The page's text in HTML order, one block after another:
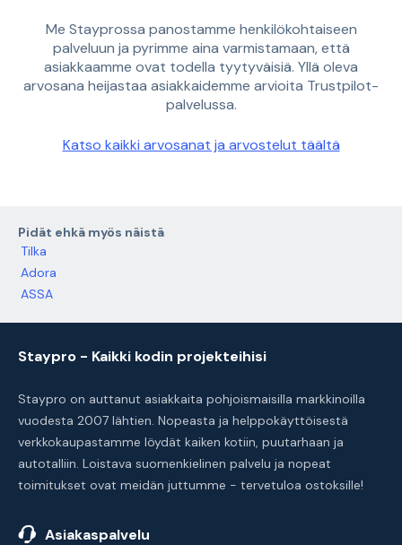
Me Stayprossa panostamme henkilökohtaiseen
palveluun ja pyrimme aina varmistamaan, että
asiakkaamme ovat todella tyytyväisiä. Yllä oleva
arvosana heijastaa asiakkaidemme arvioita Trustpilot-
palvelussa.
Katso kaikki arvosanat ja arvostelut täältä
Pidät ehkä myös näistä
Tilka
Adora
ASSA
Staypro - Kaikki kodin projekteihisi
Staypro on auttanut asiakkaita pohjoismaisilla markkinoilla
vuodesta 2007 lähtien. Nopeasta ja helppokäyttöisestä
verkkokaupastamme löydät kaiken kotiin, puutarhaan ja
autotalliin. Loistava suomenkielinen palvelu ja nopeat
toimitukset ovat meidän juttumme - tervetuloa ostoksille!
Asiakaspalvelu